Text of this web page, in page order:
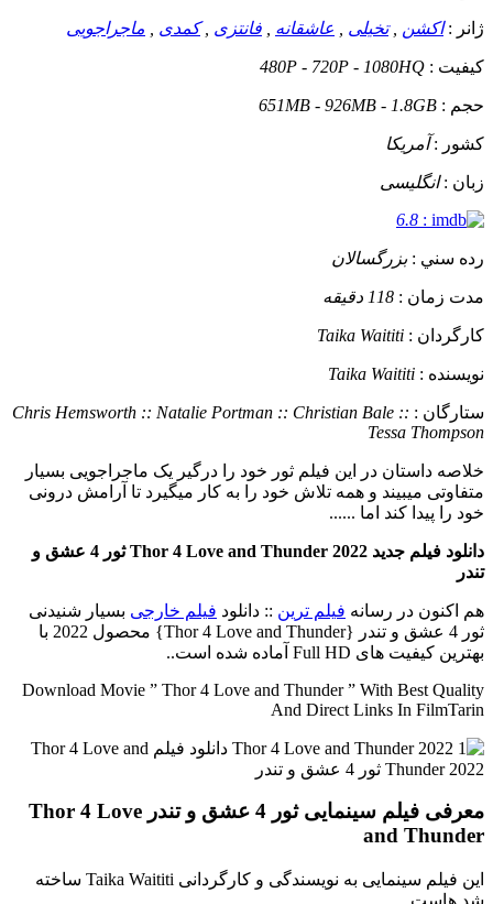
ژانر :اکشن ,تخیلی عاشقانه فانتزی ,کمدی ماجراجویی
کيفيت : 480P - 720P - 1080HQ
حجم : 651MB - 926MB - 1.8GB
کشور :آمریکا
زبان :انگلیسی
:
6.8
رده سني :بزرگسالان
مدت زمان : 118 دقیقه
کارگردان : Taika Waititi
نويسنده : Taika Waititi
ستارگان : Chris Hemsworth :: Natalie Portman :: Christian Bale ::
Tessa Thompson
خلاصه داستان در این فیلم ثور خود را درگیر یک ماجراجویی بسیار
متفاوتی میبیند و همه تلاش خود را به کار میگیرد تا آرامش درونی
خود را پیدا کند اما ......
دانلود فیلم جدید Thor 4 Love and Thunder 2022 ثور 4 عشق و
تندر
هم اکنون در رسانه فیلم ترین :: دانلود فیلم خارجی بسیار شنیدنی
ثور 4 عشق و تندر {Thor 4 Love and Thunder} محصول 2022 با
بهترین کیفیت های Full HD آماده شده است..
Download Movie ” Thor 4 Love and Thunder ” With Best Quality
And Direct Links In FilmTarin
معرفی فیلم سینمایی ثور 4 عشق و تندر Thor 4 Love
and Thunder
این فیلم سینمایی به نویسندگی و کارگردانی Taika Waititi ساخته